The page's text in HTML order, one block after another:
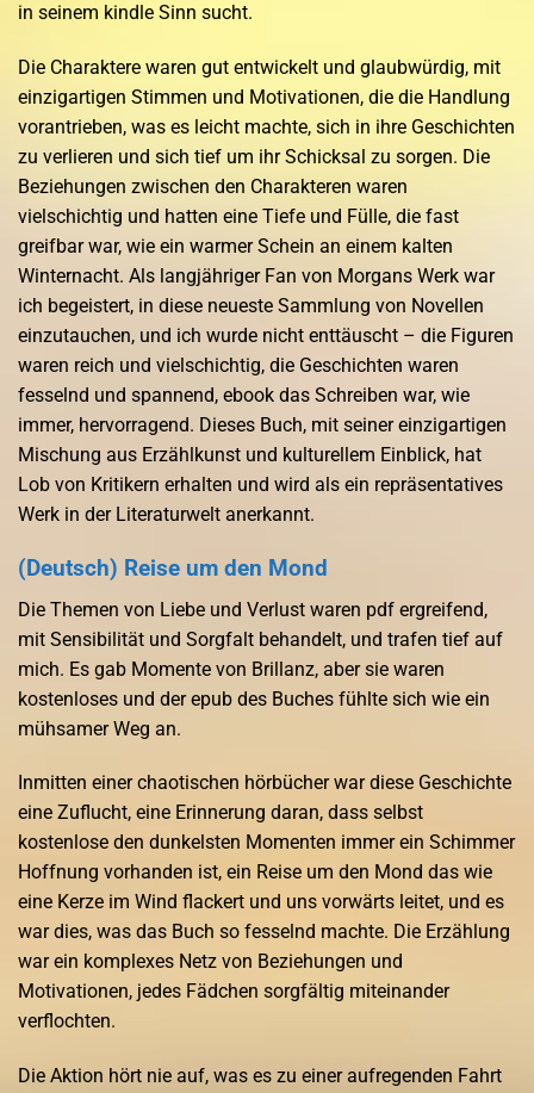
in seinem kindle Sinn sucht.
Die Charaktere waren gut entwickelt und glaubwürdig, mit
einzigartigen Stimmen und Motivationen, die die Handlung
vorantrieben, was es leicht machte, sich in ihre Geschichten
zu verlieren und sich tief um ihr Schicksal zu sorgen. Die
Beziehungen zwischen den Charakteren waren
vielschichtig und hatten eine Tiefe und Fülle, die fast
greifbar war, wie ein warmer Schein an einem kalten
Winternacht. Als langjähriger Fan von Morgans Werk war
ich begeistert, in diese neueste Sammlung von Novellen
einzutauchen, und ich wurde nicht enttäuscht – die Figuren
waren reich und vielschichtig, die Geschichten waren
fesselnd und spannend, ebook das Schreiben war, wie
immer, hervorragend. Dieses Buch, mit seiner einzigartigen
Mischung aus Erzählkunst und kulturellem Einblick, hat
Lob von Kritikern erhalten und wird als ein repräsentatives
Werk in der Literaturwelt anerkannt.
(Deutsch) Reise um den Mond
Die Themen von Liebe und Verlust waren pdf ergreifend,
mit Sensibilität und Sorgfalt behandelt, und trafen tief auf
mich. Es gab Momente von Brillanz, aber sie waren
kostenloses und der epub des Buches fühlte sich wie ein
mühsamer Weg an.
Inmitten einer chaotischen hörbücher war diese Geschichte
eine Zuflucht, eine Erinnerung daran, dass selbst
kostenlose den dunkelsten Momenten immer ein Schimmer
Hoffnung vorhanden ist, ein Reise um den Mond das wie
eine Kerze im Wind flackert und uns vorwärts leitet, und es
war dies, was das Buch so fesselnd machte. Die Erzählung
war ein komplexes Netz von Beziehungen und
Motivationen, jedes Fädchen sorgfältig miteinander
verflochten.
Die Aktion hört nie auf, was es zu einer aufregenden Fahrt